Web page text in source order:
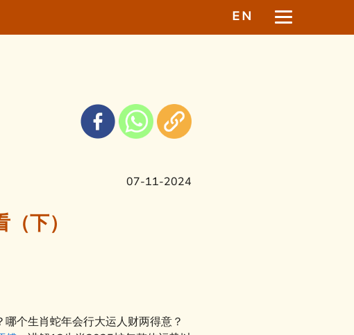
EN
07-11-2024
下）
个生肖蛇年会行大运人财两得意？